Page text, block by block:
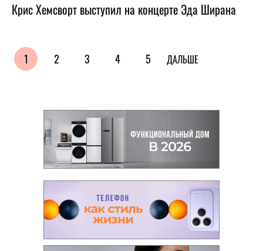
Крис Хемсворт выступил на концерте Эда Ширана
1 2 3 4 5 ДАЛЬШЕ